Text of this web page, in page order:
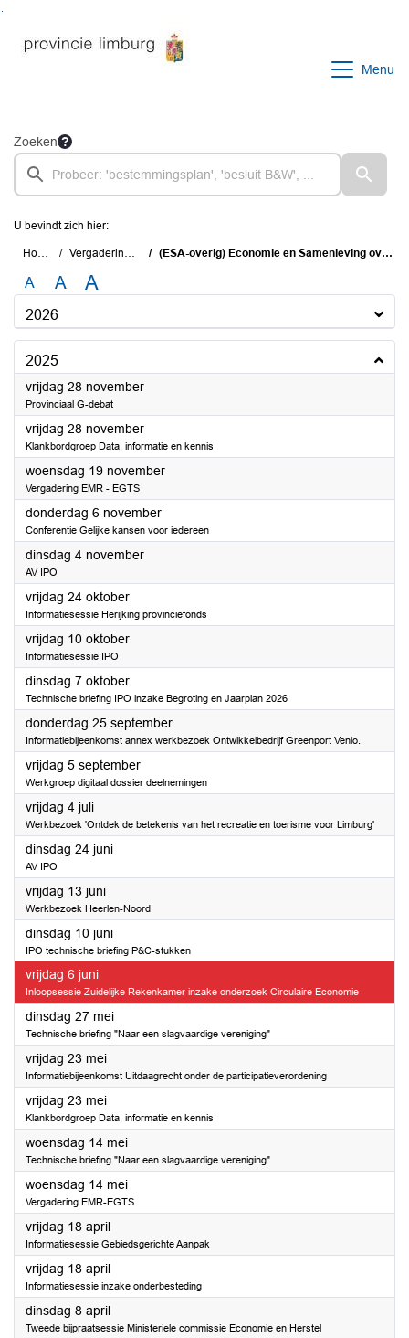
Menu
Zoeken
U bevindt zich hier:
Home Vergaderingen (ESA-overig) Economie en Samenleving overig
A A A
2026
2025
vrijdag 28 november2025
Provinciaal G-debat
vrijdag 28 november2025
Klankbordgroep Data, informatie en kennis
woensdag 19 november2025
Vergadering EMR - EGTS
donderdag 6 november2025
Conferentie Gelijke kansen voor iedereen
dinsdag 4 november2025
AV IPO
vrijdag 24 oktober2025
Informatiesessie Herijking provinciefonds
vrijdag 10 oktober2025
Informatiesessie IPO
dinsdag 7 oktober2025
Technische briefing IPO inzake Begroting en Jaarplan 2026
donderdag 25 september2025
Informatiebijeenkomst annex werkbezoek Ontwikkelbedrijf Greenport Venlo.
vrijdag 5 september2025
Werkgroep digitaal dossier deelnemingen
vrijdag 4 juli2025
Werkbezoek 'Ontdek de betekenis van het recreatie en toerisme voor Limburg'
dinsdag 24 juni2025
AV IPO
vrijdag 13 juni2025
Werkbezoek Heerlen-Noord
dinsdag 10 juni2025
IPO technische briefing P&C-stukken
vrijdag 6 juni2025
Inloopsessie Zuidelijke Rekenkamer inzake onderzoek Circulaire Economie
dinsdag 27 mei2025
Technische briefing "Naar een slagvaardige vereniging"
vrijdag 23 mei2025
Informatiebijeenkomst Uitdaagrecht onder de participatieverordening
vrijdag 23 mei2025
Klankbordgroep Data, informatie en kennis
woensdag 14 mei2025
Technische briefing "Naar een slagvaardige vereniging"
woensdag 14 mei2025
Vergadering EMR-EGTS
vrijdag 18 april2025
Informatiesessie Gebiedsgerichte Aanpak
vrijdag 18 april2025
Informatiesessie inzake onderbesteding
dinsdag 8 april2025
Tweede bijpraatsessie Ministeriele commissie Economie en Herstel